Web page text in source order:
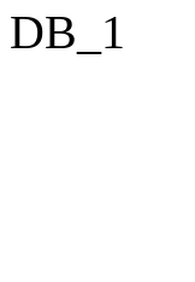
DB_1